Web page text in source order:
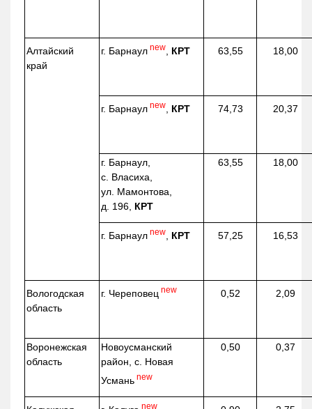
Алтайский
край
г. Барнаул new КРТ 63,55 18,00
г. Барнаул new КРТ 74,73 20,37
г. Барнаул,
с. Власиха,
ул. Мамонтова,
д. 196, КРТ
63,55 18,00
г. Барнаул new КРТ 57,25 16,53
Вологодская
область
г. Череповец new 0,52 2,09
Воронежская
область
Новоусманский
район, с. Новая
Усмань new
0,50 0,37
new